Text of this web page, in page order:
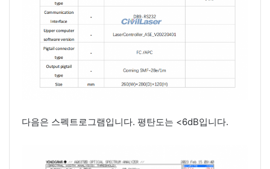
다음은 스펙트로그램입니다. 평탄도는 <6dB입니다.